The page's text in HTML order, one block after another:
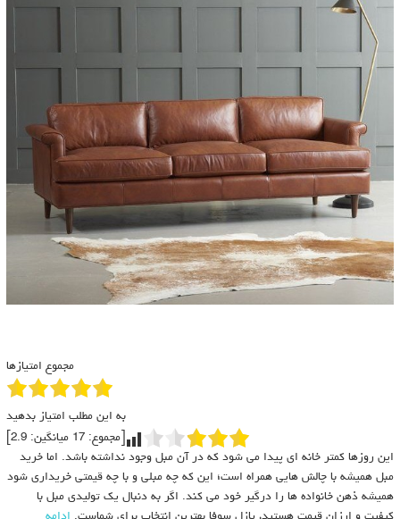
مجموع امتیازها
به این مطلب امتیاز بدهید
[مجموع:17 میانگین:2.9
این روزها کمتر خانه ای پیدا می شود که در آن مبل وجود نداشته باشد. اما خرید
مبل همیشه با چالش هایی همراه است؛ این که چه مبلی و با چه قیمتی خریداری شود
همیشه ذهن خانواده ها را درگیر خود می کند. اگر به دنبال یک تولیدی مبل با